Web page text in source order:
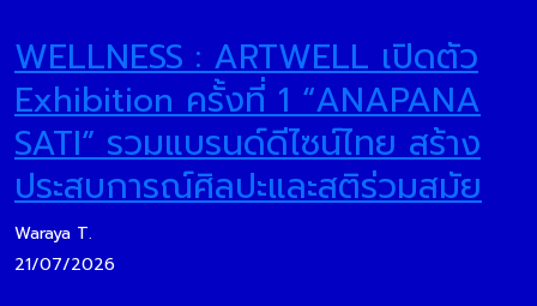
WELLNESS : ARTWELL เปิดตัว
Exhibition ครั้งที่ 1 “ANAPANA
SATI” รวมแบรนด์ดีไซน์ไทย สร้าง
ประสบการณ์ศิลปะและสติร่วมสมัย
Waraya T.
21/07/2026